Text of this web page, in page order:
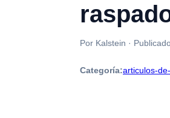
Por Kalstein ·
Categoría:articulos-